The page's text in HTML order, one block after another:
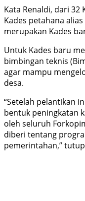
Kata Renaldi, dari 32
Kades petahana
merupakan Kades
Untuk Kades baru
bimbingan teknis
agar mampu
desa.
“Setelah pelantikan
bentuk peningkatan
oleh seluruh
diberi tentang
pemerintahan,”